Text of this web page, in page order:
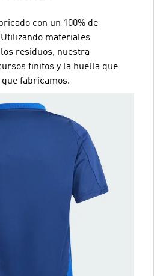
con un 100% de
materiales
residuos, nuestra
finitos y la huella que
fabricamos.